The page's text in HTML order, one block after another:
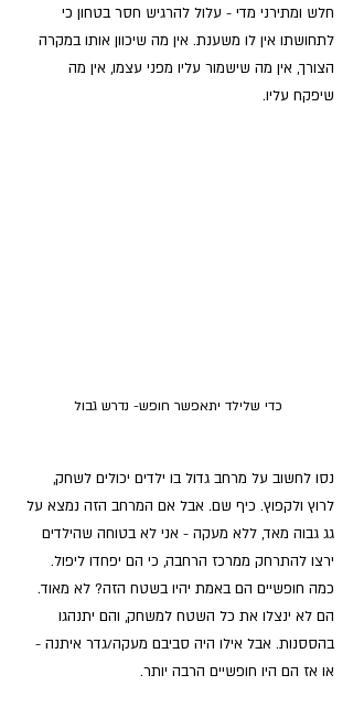
חלש ומתירני מדי - עלול להרגיש חסר בטחון כי
לתחושתו אין לו משענת. אין מה שיכוון אותו במקרה
הצורך, אין מה שישמור עליו מפני עצמו, אין מה
שיפקח עליו.
כדי שלילד יתאפשר חופש- נדרש גבול
נסו לחשוב על מרחב גדול בו ילדים יכולים לשחק,
לרוץ ולקפוץ. כיף שם. אבל אם המרחב הזה נמצא על
גג גבוה מאד, ללא מעקה - אני לא בטוחה שהילדים
ירצו להתרחק ממרכז הרחבה, כי הם יפחדו ליפול.
כמה חופשיים הם באמת יהיו בשטח הזה? לא מאוד.
הם לא ינצלו את כל השטח למשחק, והם יתנהגו
בהססנות. אבל אילו היה סביבם מעקה/גדר איתנה -
או אז הם היו חופשיים הרבה יותר.